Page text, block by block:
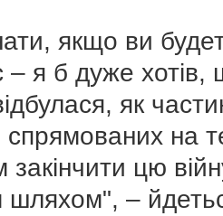
якщо ви
– я б дуже хотів,
як
спрямованих на
цю
шляхом", –